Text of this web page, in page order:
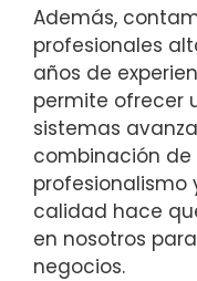
Además,
profesionales
años de
permite ofrecer
sistemas
combinación de
profesionalismo
calidad hace
en nosotros
negocios.